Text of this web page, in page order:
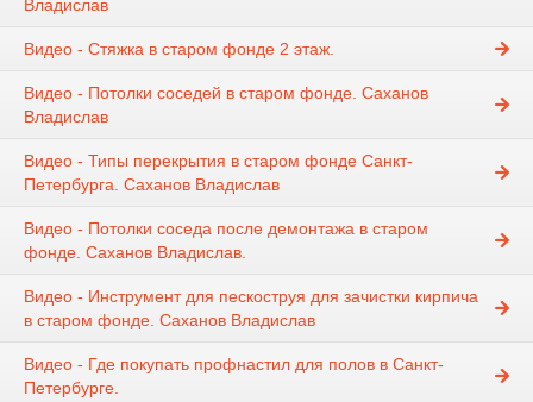
Владислав
Видео - Стяжка в старом фонде 2 этаж.
Видео - Потолки соседей в старом фонде. Саханов
Владислав
Видео - Типы перекрытия в старом фонде Санкт-
Петербурга. Саханов Владислав
Видео - Потолки соседа после демонтажа в старом
фонде. Саханов Владислав.
Видео - Инструмент для пескоструя для зачистки кирпича
в старом фонде. Саханов Владислав
Видео - Где покупать профнастил для полов в Санкт-
Петербурге.